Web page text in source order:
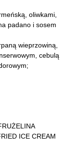
oliwkami,
padano i sosem
wieprzowiną,
cebulą
ICE CREAM